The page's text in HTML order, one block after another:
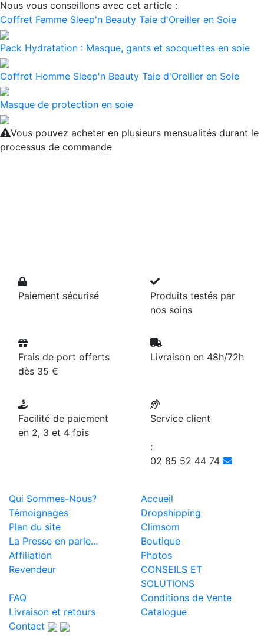
Nous vous conseillons avec cet article :
Coffret Femme Sleep'n Beauty Taie d'Oreiller en Soie
Pack Hydratation : Masque, gants et socquettes en soie
Coffret Homme Sleep'n Beauty Taie d'Oreiller en Soie
Masque de protection en soie
Vous pouvez acheter en plusieurs mensualités durant le
processus de commande
Paiement sécurisé
Produits testés par
nos soins
Frais de port offerts
dès 35 €
Livraison en 48h/72h
Facilité de paiement
en 2, 3 et 4 fois
Service client
:
02 85 52 44 74
Qui Sommes-Nous?
Accueil
Témoignages
Dropshipping
Plan du site
Climsom
La Presse en parle...
Boutique
Affiliation
Photos
Revendeur
CONSEILS ET
SOLUTIONS
FAQ
Conditions de Vente
Livraison et retours
Catalogue
Contact